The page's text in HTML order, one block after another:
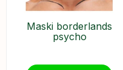
Maski borderlands
psycho